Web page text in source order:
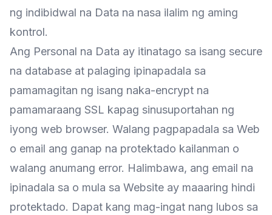
ng indibidwal na Data na nasa ilalim ng aming
kontrol.
Ang Personal na Data ay itinatago sa isang secure
na database at palaging ipinapadala sa
pamamagitan ng isang naka-encrypt na
pamamaraang SSL kapag sinusuportahan ng
iyong web browser. Walang pagpapadala sa Web
o email ang ganap na protektado kailanman o
walang anumang error. Halimbawa, ang email na
ipinadala sa o mula sa Website ay maaaring hindi
protektado. Dapat kang mag-ingat nang lubos sa